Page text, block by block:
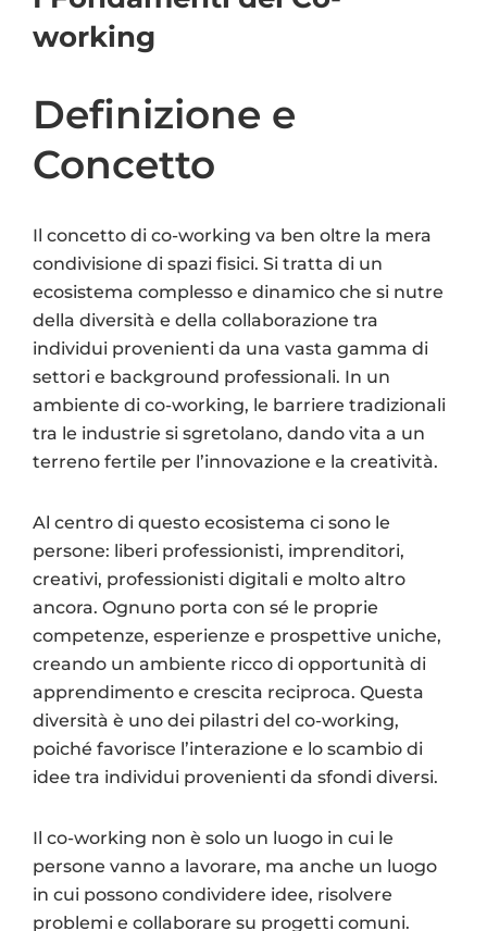
working
Definizione e
Concetto
Il concetto di co-working va ben oltre la mera
condivisione di spazi fisici. Si tratta di un
ecosistema complesso e dinamico che si nutre
della diversità e della collaborazione tra
individui provenienti da una vasta gamma di
settori e background professionali. In un
ambiente di co-working, le barriere tradizionali
tra le industrie si sgretolano, dando vita a un
terreno fertile per l’innovazione e la creatività.
Al centro di questo ecosistema ci sono le
persone: liberi professionisti, imprenditori,
creativi, professionisti digitali e molto altro
ancora. Ognuno porta con sé le proprie
competenze, esperienze e prospettive uniche,
creando un ambiente ricco di opportunità di
apprendimento e crescita reciproca. Questa
diversità è uno dei pilastri del co-working,
poiché favorisce l’interazione e lo scambio di
idee tra individui provenienti da sfondi diversi.
Il co-working non è solo un luogo in cui le
persone vanno a lavorare, ma anche un luogo
in cui possono condividere idee, risolvere
problemi e collaborare su progetti comuni.